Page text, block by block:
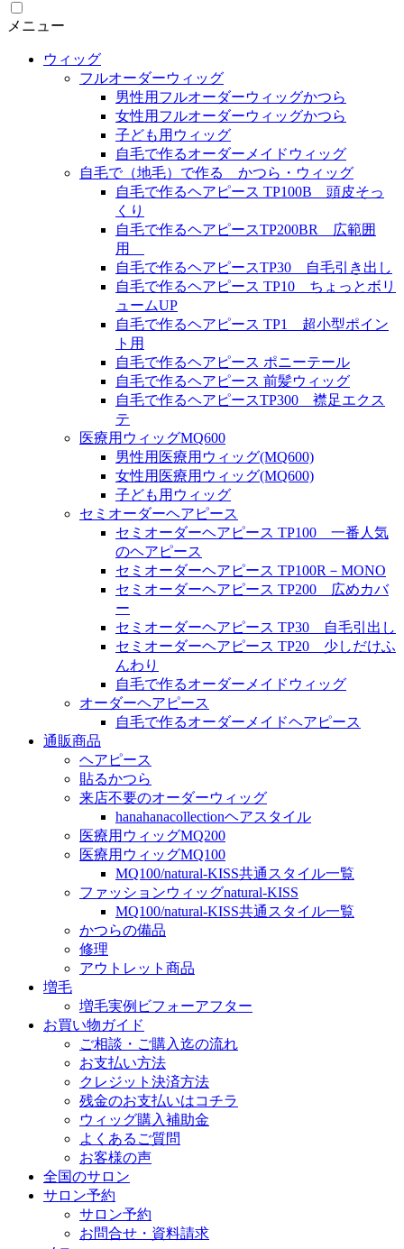
メニュー
ウィッグ
フルオーダーウィッグ
男性用フルオーダーウィッグかつら
女性用フルオーダーウィッグかつら
子ども用ウィッグ
自毛で作るオーダーメイドウィッグ
自毛で（地毛）で作る かつら・ウィッグ
自毛で作るヘアピース TP100B 頭皮そっ
くり
自毛で作るヘアピースTP200BR 広範囲
用
自毛で作るヘアピースTP30 自毛引き出し
自毛で作るヘアピース TP10 ちょっとボリ
ュームUP
自毛で作るヘアピース TP1 超小型ポイン
ト用
自毛で作るヘアピース ポニーテール
自毛で作るヘアピース 前髪ウィッグ
自毛で作るヘアピースTP300 襟足エクス
テ
医療用ウィッグMQ600
男性用医療用ウィッグ(MQ600)
女性用医療用ウィッグ(MQ600)
子ども用ウィッグ
セミオーダーヘアピース
セミオーダーヘアピース TP100 一番人気
のヘアピース
セミオーダーヘアピース TP100R－MONO
セミオーダーヘアピース TP200 広めカバ
ー
セミオーダーヘアピース TP30 自毛引出し
セミオーダーヘアピース TP20 少しだけふ
んわり
自毛で作るオーダーメイドウィッグ
オーダーヘアピース
自毛で作るオーダーメイドヘアピース
通販商品
ヘアピース
貼るかつら
来店不要のオーダーウィッグ
hanahanacollectionヘアスタイル
医療用ウィッグMQ200
医療用ウィッグMQ100
MQ100/natural-KISS共通スタイル一覧
ファッションウィッグnatural-KISS
MQ100/natural-KISS共通スタイル一覧
かつらの備品
修理
アウトレット商品
増毛
増毛実例ビフォーアフター
お買い物ガイド
ご相談・ご購入迄の流れ
お支払い方法
クレジット決済方法
残金のお支払いはコチラ
ウィッグ購入補助金
よくあるご質問
お客様の声
全国のサロン
サロン予約
サロン予約
お問合せ・資料請求